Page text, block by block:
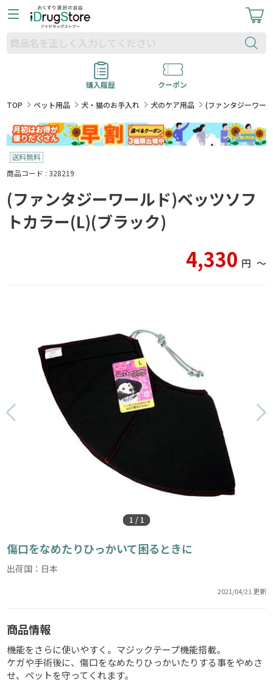
購入履歴
クーポン
TOP
ペット用品 犬・猫のお手入れ 犬のケア用品 (ファンタジーワー
商品コード : 328219
(ファンタジーワールド)ベッツソフ
トカラー(L)(ブラック)
4,330 円 〜
1 / 1
傷口をなめたりひっかいて困るときに
出荷国：日本
2021/04/21 更新
商品情報
機能をさらに使いやすく。マジックテープ機能搭載。
ケガや手術後に、傷口をなめたりひっかいたりする事をやめさ
せ、ペットを守ってくれます。